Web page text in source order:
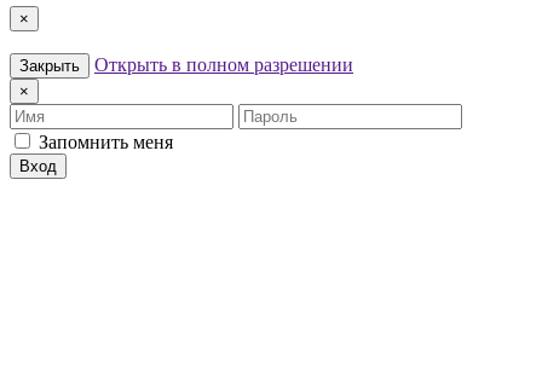
×
Закрыть Открыть в полном разрешении
×
Имя
Пароль
Запомнить меня
Вход